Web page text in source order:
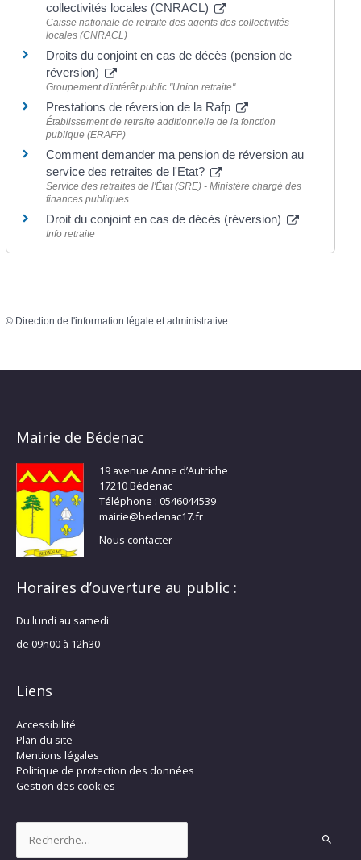
collectivités locales (CNRACL)
Caisse nationale de retraite des agents des collectivités
locales (CNRACL)
Droits du conjoint en cas de décès (pension de
réversion)
Groupement d'intérêt public "Union retraite"
Prestations de réversion de la Rafp
Établissement de retraite additionnelle de la fonction
publique (ERAFP)
Comment demander ma pension de réversion au
service des retraites de l'Etat?
Service des retraites de l'État (SRE) - Ministère chargé des
finances publiques
Droit du conjoint en cas de décès (réversion)
Info retraite
© Direction de l'information légale et administrative
Mairie de Bédenac
19 avenue Anne d’Autriche
17210 Bédenac
Téléphone : 0546044539
mairie@bedenac17.fr
Nous contacter
Horaires d’ouverture au public :
Du lundi au samedi
de 09h00 à 12h30
Liens
Accessibilité
Plan du site
Mentions légales
Politique de protection des données
Gestion des cookies